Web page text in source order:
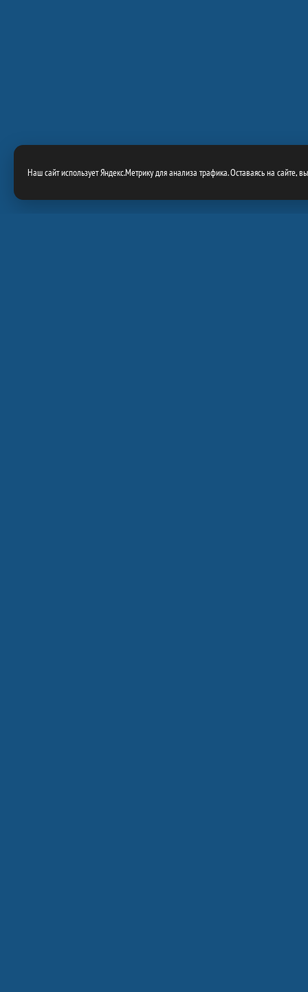
Наш сайт использует Яндекс.Метрику для анализа трафика. Оставаясь на сайте,